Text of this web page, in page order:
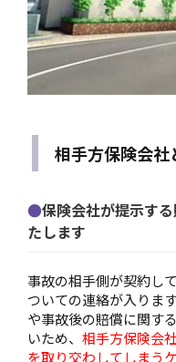
相手方保険会社
保険会社が提示す
たします
事故の相手側が契約し
ついての連絡が入りま
や事故後の賠償に関す
いため、 相手方保険会
を取り交わしてしまう